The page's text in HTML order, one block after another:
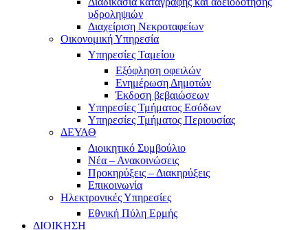
υδροληψιών
Διαχείριση Νεκροταφείων
Οικονομική Υπηρεσία
Υπηρεσίες Ταμείου
Εξόφληση οφειλών
Ενημέρωση Δημοτών
Έκδοση βεβαιώσεων
Υπηρεσίες Τμήματος Εσόδων
Υπηρεσίες Τμήματος Περιουσίας
ΔΕΥΑΘ
Διοικητικό Συμβούλιο
Νέα – Ανακοινώσεις
Προκηρύξεις – Διακηρύξεις
Επικοινωνία
Ηλεκτρονικές Υπηρεσίες
Εθνική Πύλη Ερμής
ΔΙΟΙΚΗΣΗ